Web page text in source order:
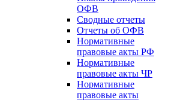
ОФВ
Сводные отчеты
Отчеты об ОФВ
Нормативные
правовые акты РФ
Нормативные
правовые акты ЧР
Нормативные
правовые акты